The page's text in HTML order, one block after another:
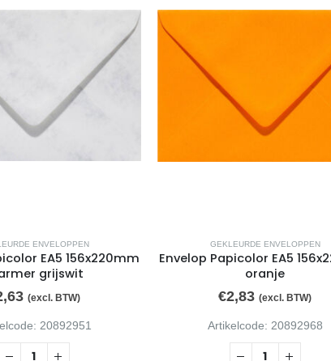
ENVELOPPEN
EA5 156x220mm
grijswit
(excl. BTW)
20892951
GEKLEURDE ENVELOPPEN
Envelop Papicolor EA5
oranje
€2,83 (excl. BTW)
Artikelcode: 20892968